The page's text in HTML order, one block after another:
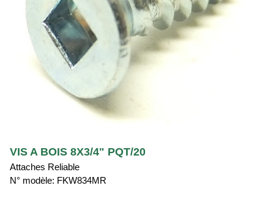
VIS A BOIS 8X3/4" PQT/20
Attaches Reliable
N° modèle: FKW834MR